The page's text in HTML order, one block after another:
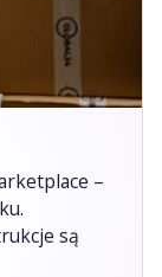
–
są